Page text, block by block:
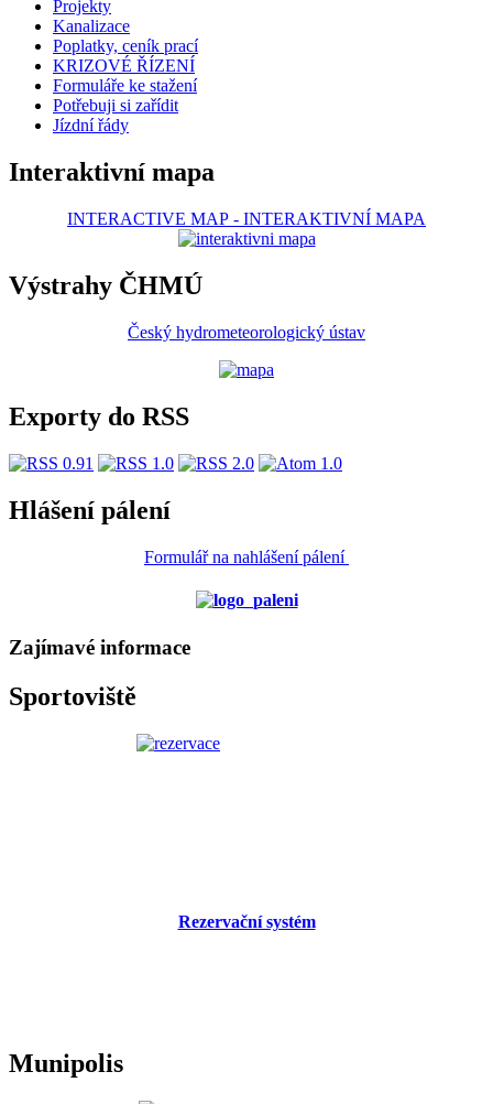
Projekty
Kanalizace
Poplatky, ceník prací
KRIZOVÉ ŘÍZENÍ
Formuláře ke stažení
Potřebuji si zařídit
Jízdní řády
Interaktivní mapa
INTERACTIVE MAP - INTERAKTIVNÍ MAPA
Výstrahy ČHMÚ
Český hydrometeorologický ústav
Exporty do RSS
Hlášení pálení
Formulář na nahlášení pálení
Zajímavé informace
Sportoviště
Rezervační systém
Munipolis